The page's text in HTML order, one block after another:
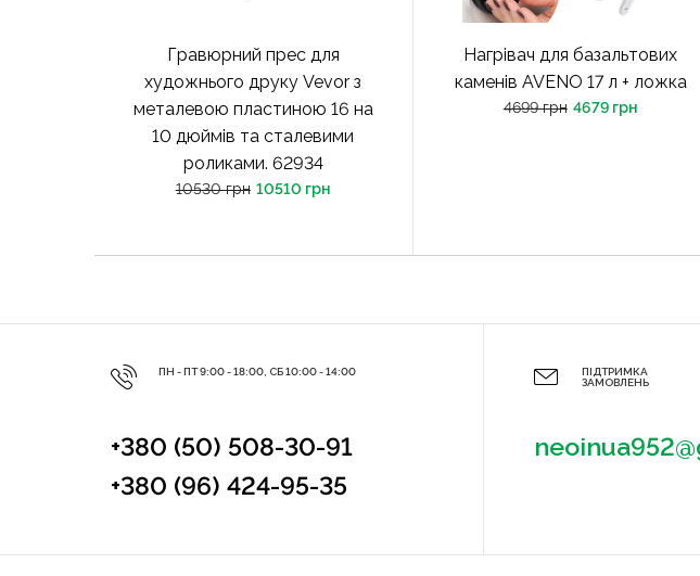
Гравюрний прес для
художнього друку Vevor з
металевою пластиною 16 на
10 дюймів та сталевими
роликами. 62934
10530 грн 10510 грн
Нагрівач для базальтових
каменів AVENO 17 л + ложка
4699 грн 4679 грн
ПН - ПТ 9:00 - 18:00, СБ 10:00 - 14:00
+380 (50) 508-30-91
+380 (96) 424-95-35
ПІДТРИМКА
ЗАМОВЛЕНЬ